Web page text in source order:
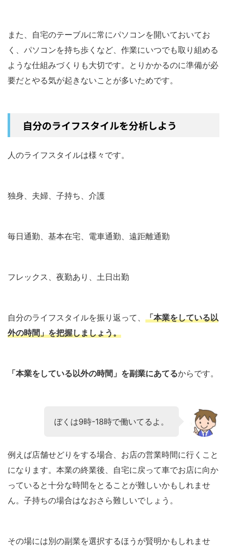
また、自宅のテーブルに常にパソコンを開いておいてお
く、パソコンを持ち歩くなど、作業にいつでも取り組める
ような仕組みづくりも大切です。とりかかるのに準備が必
要だとやる気が起きないことが多いためです。
自分のライフスタイルを分析しよう
人のライフスタイルは様々です。
独身、夫婦、子持ち、介護
毎日通勤、基本在宅、電車通勤、遠距離通勤
フレックス、夜勤あり、土日出勤
自分のライフスタイルを振り返って、 「本業をしている以
外の時間」を把握しましょう。
「本業をしている以外の時間」を副業にあてるからです。
ぼくは9時-18時で働いてるよ。
例えば店舗せどりをする場合、お店の営業時間に行くこと
になります。本業の終業後、自宅に戻って車でお店に向か
っていると十分な時間をとることが難しいかもしれませ
ん。子持ちの場合はなおさら難しいでしょう。
その場には別の副業を選択するほうが賢明かもしれませ